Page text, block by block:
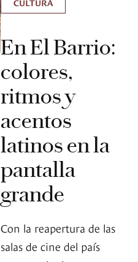
CULTURA
En El Barrio:
colores,
ritmos y
acentos
latinos en la
pantalla
grande
Con la reapertura de las
salas de cine del país